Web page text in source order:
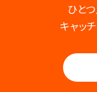
ひと
キャッ